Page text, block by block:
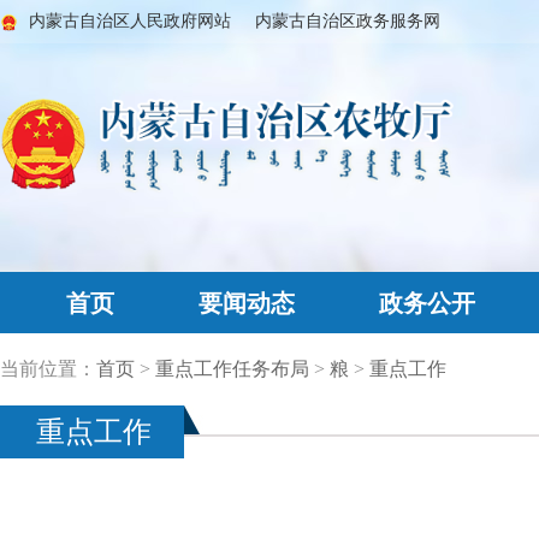
内蒙古自治区人民政府网站 内蒙古自治区政务服务网
首页 要闻动态 政务公开
当前位置： 首页 > 重点工作任务布局 > 粮 > 重点工作
重点工作